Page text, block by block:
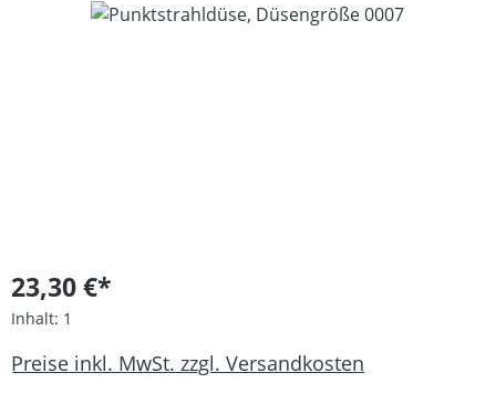
Bildergalerie überspringen
23,30 €*
Inhalt: 1
Preise inkl. MwSt. zzgl. Versandkosten